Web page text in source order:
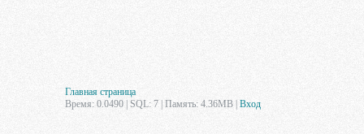
Главная страница
Время: 0.0490 | SQL: 7 | Память: 4.36MB Вход